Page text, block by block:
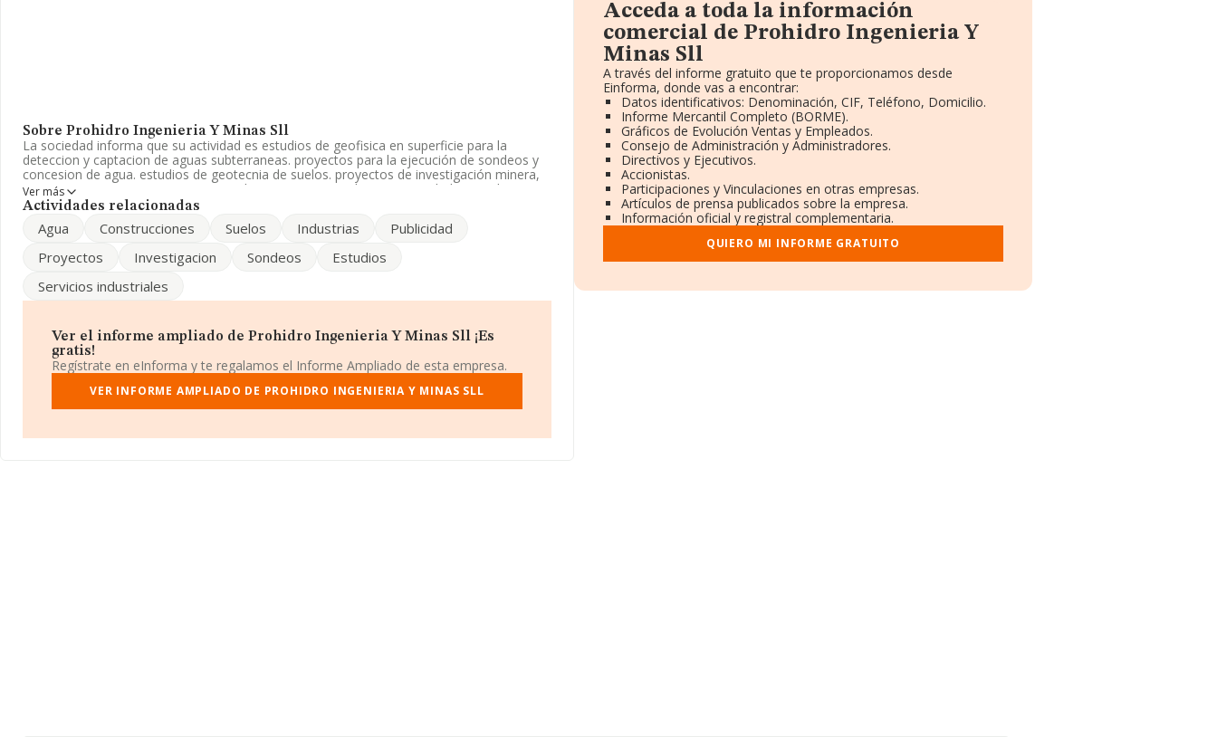
Sobre Prohidro Ingenieria Y Minas Sll
La sociedad informa que su actividad es estudios de geofisica en superficie para la
deteccion y captacion de aguas subterraneas. proyectos para la ejecución de sondeos y
concesion de agua. estudios de geotecnia de suelos. proyectos de investigación minera,
exp. La empresa aparece inscrita en el Registro Mercantil como Sociedad Limitada. Tiene
CNAE: 7111 - 'Servicios técnicos de arquitectura'. No realiza actividad de importación y/o
información a disposición de INFORMA, ha contado con un número de empleados
Dentro del ranking de empresas elaborado por INFORMA, atendiendo a los niveles de
pasando del puesto 1.854 al 1.980. Tienen mejor posición las siguientes empresas del
sector:B Arquitectura S.L Gaspar Sánchez Moro-estudio de Arquitectura S.L
algunas de las empresas que están por debajo en el ranking de sectores sonFiguerola
Arquitectura I Project Management SLPyRoqueret S.L. En 2024, en el ranking
nacional, ha perdido 19.715 posiciones pasando del puesto 395.811 al 376.096. Éstas son
las compañías que la adelantan en el ranking:Hastings 1066 S.LyOliveros &
siguientes compañías:Autocares Bilbotour Sociedad LimitadayMonacal Morrazo
Ver más
Actividades relacionadas
Agua Construcciones Suelos Industrias
Publicidad
Proyectos
Investigacion Sondeos
Estudios
Servicios industriales
Ver el informe ampliado de Prohidro Ingenieria Y Minas Sll ¡Es
gratis!
Regístrate en eInforma y te regalamos el Informe Ampliado de esta empresa.
VER INFORME AMPLIADO DE PROHIDRO INGENIERIA Y MINAS SLL
Acceda a toda la información
comercial de Prohidro Ingenieria Y
Minas Sll
A través del informe gratuito que te proporcionamos desde
Einforma, donde vas a encontrar:
Datos identificativos: Denominación, CIF, Teléfono, Domicilio.
Informe Mercantil Completo (BORME).
Gráficos de Evolución Ventas y Empleados.
Consejo de Administración y Administradores.
Directivos y Ejecutivos.
Accionistas.
Participaciones y Vinculaciones en otras empresas.
Artículos de prensa publicados sobre la empresa.
Información oficial y registral complementaria.
QUIERO MI INFORME GRATUITO